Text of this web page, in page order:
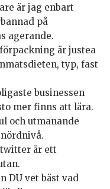
är jag enbart
på
agerande.
är justea
typ, fast
businessen
mer finns att lära.
och utmanande
är ett
DU vet bäst vad